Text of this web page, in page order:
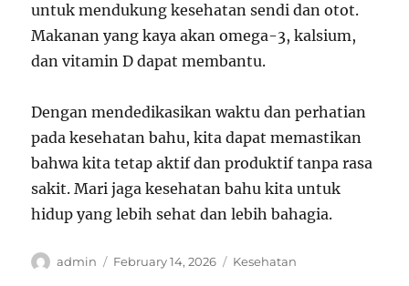
untuk mendukung kesehatan sendi dan otot.
Makanan yang kaya akan omega-3, kalsium,
dan vitamin D dapat membantu.
Dengan mendedikasikan waktu dan perhatian
pada kesehatan bahu, kita dapat memastikan
bahwa kita tetap aktif dan produktif tanpa rasa
sakit. Mari jaga kesehatan bahu kita untuk
hidup yang lebih sehat dan lebih bahagia.
Author
admin
Posted
February 14, 2026 Categories
Kesehatan